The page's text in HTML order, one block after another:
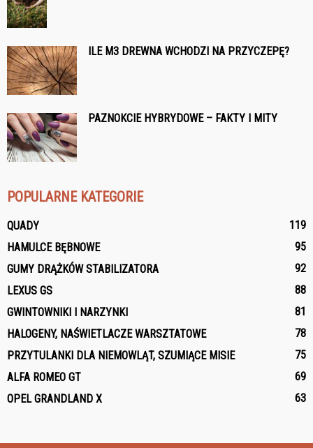
ILE M3 DREWNA WCHODZI NA PRZYCZEPĘ?
PAZNOKCIE HYBRYDOWE – FAKTY I MITY
POPULARNE KATEGORIE
QUADY
119
HAMULCE BĘBNOWE
95
GUMY DRĄŻKÓW STABILIZATORA
92
LEXUS GS
88
GWINTOWNIKI I NARZYNKI
81
HALOGENY, NAŚWIETLACZE WARSZTATOWE
78
PRZYTULANKI DLA NIEMOWLĄT, SZUMIĄCE MISIE
75
ALFA ROMEO GT
69
OPEL GRANDLAND X
63